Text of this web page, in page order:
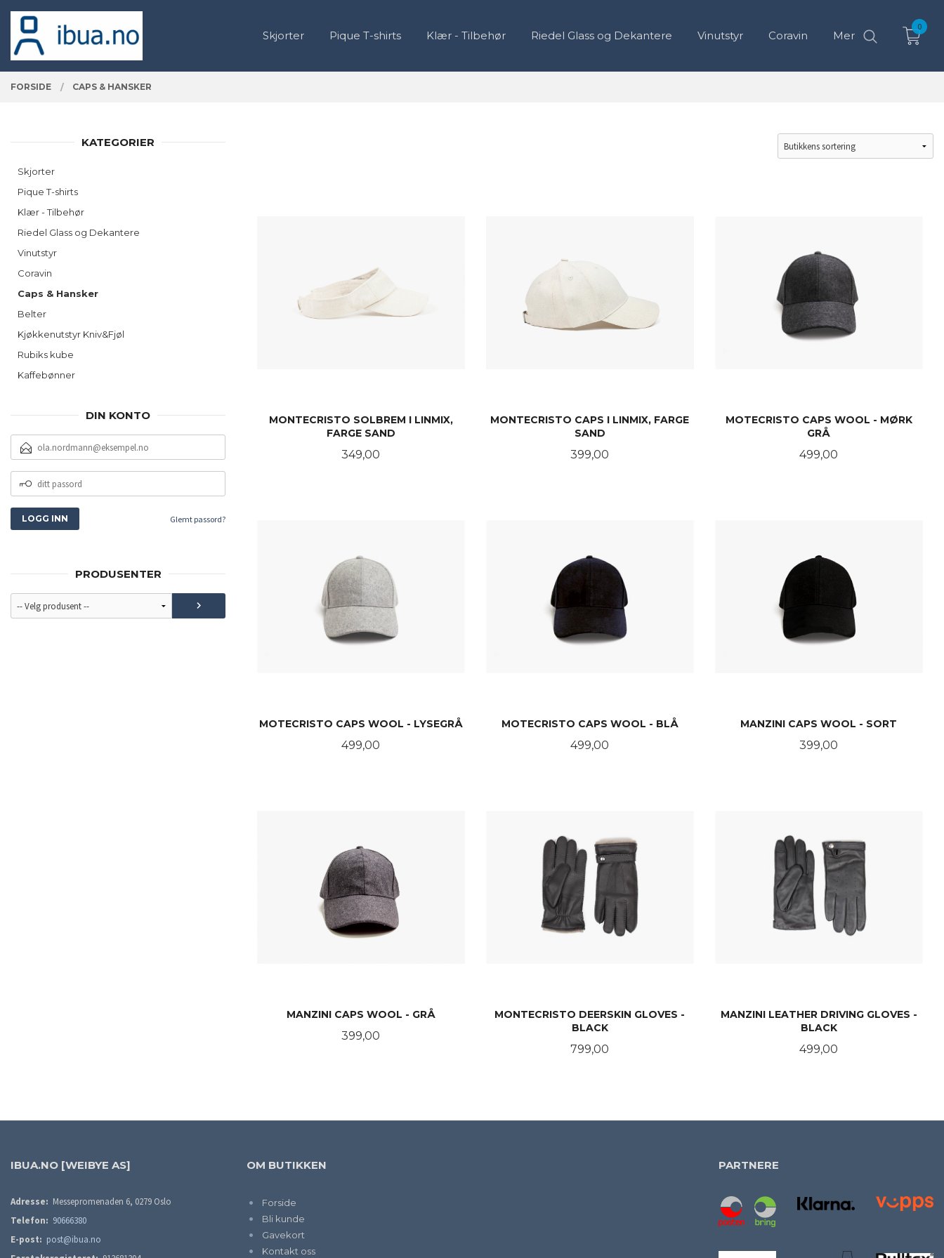
Gå
innholdet
PRODUKTER
Skjorter Pique T-shirts Klær - Tilbehør Riedel Glass og Dekantere Vinutstyr Coravin Mer
Lukk
0
FORSIDE CAPS & HANSKER
MONTECRISTO SOLBREM I LINMIX,
FARGE SAND
Pris
349,00
MONTECRISTO CAPS I LINMIX, FARGE
SAND
Pris
399,00
MOTECRISTO CAPS WOOL - MØRK
GRÅ
Pris
499,00
MOTECRISTO CAPS WOOL - LYSEGRÅ
Pris
499,00
MOTECRISTO CAPS WOOL - BLÅ
Pris
499,00
MANZINI CAPS WOOL - SORT
Pris
399,00
MANZINI CAPS WOOL - GRÅ
Pris
399,00
MONTECRISTO DEERSKIN GLOVES -
BLACK
Pris
799,00
MANZINI LEATHER DRIVING GLOVES -
BLACK
Pris
499,00
KATEGORIER
Skjorter
Pique T-shirts
Klær - Tilbehør
Riedel Glass og Dekantere
Vinutstyr
Coravin
Caps & Hansker
Belter
Kjøkkenutstyr Kniv&Fjøl
Rubiks kube
Kaffebønner
DIN KONTO
POSTADRESSE
PASSORD
Glemt passord?
PRODUSENTER
IBUA.NO [WEIBYE AS]
Adresse: Messepromenaden 6, 0279 Oslo
Telefon: 90666380
E-post: post@ibua.no
OM BUTIKKEN
Forside
Bli kunde
Gavekort
Kontakt oss
PARTNERE